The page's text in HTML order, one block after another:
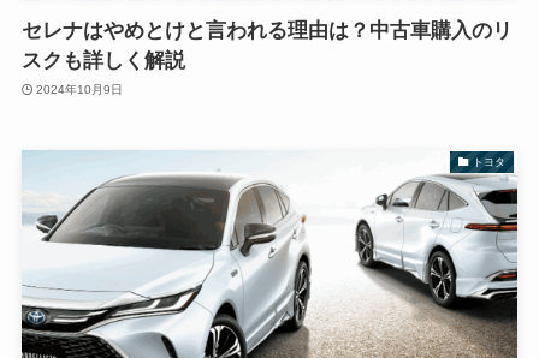
セレナはやめとけと言われる理由は？中古車購入のリ
スクも詳しく解説
2024年10月9日
トヨタ